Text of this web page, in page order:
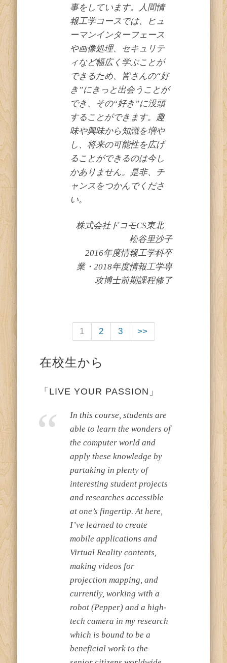
事をしています。人間情
報工学コースでは、ヒュ
ーマンインターフェース
や画像処理、セキュリテ
ィなど幅広く学ぶことが
できるため、皆さんの“好
き”にきっと出会うことが
でき、その“好き”に没頭
することができます。趣
味や興味から知識を増や
し、将来の可能性を広げ
ることができるのは今し
かありません。是非、チ
ャンスをつかんでくださ
い。
株式会社ドコモCS東北
松谷里沙子
2016年度情報工学科卒
業・2018年度情報工学専
攻博士前期課程修了
1 2 3 >>
在校生から
「LIVE YOUR PASSION」
In this course, students are
able to learn the wonders of
the computer world and
apply these knowledge by
partaking in plenty of
interesting student projects
and researches accessible
at one’s fingertip. At here,
I’ve learned to create
mobile applications and
Virtual Reality contents,
making videos for
projection mapping, and
currently, working with a
robot (Pepper) and a high-
tech camera in my research
which is bound to be a
beneficial work to the